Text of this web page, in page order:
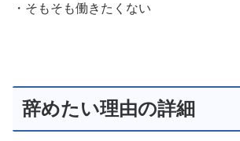
・そもそも働きたくない
辞めたい理由の詳細